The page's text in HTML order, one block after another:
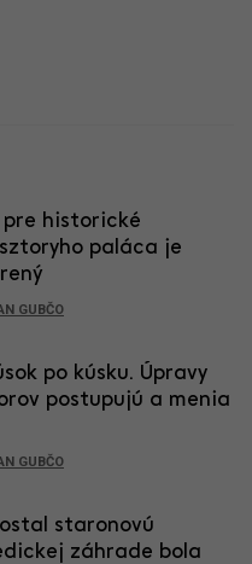
pre historické
paláca je
GUBČO
po kúsku. Úpravy
postupujú a menia
GUBČO
staronovú
záhrade bola